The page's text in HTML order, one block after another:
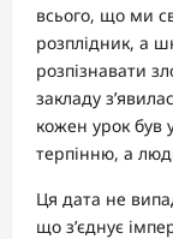
всього, що ми
розплідник, а
розпізнавати
закладу
кожен урок був
терпінню, а
Ця дата не
що з’єднує